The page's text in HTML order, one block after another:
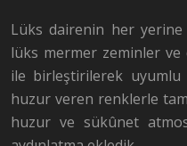
Lüks dairenin her
lüks mermer zeminler ve
ile birleştirilerek
huzur veren renklerle
huzur ve sükûnet